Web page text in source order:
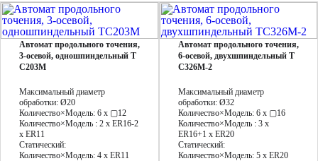
Автомат продольного точения,
3-осевой, одношпиндельный T
C203M
Максимальный диаметр
обработки: Ø20
Количество×Модель: 6 х ▢12
Количество×Модель : 2 x ER16-2
x ER11
Статический:
Количество×Модель: 4 x ER11
Автомат продольного точения,
6-осевой, двухшпиндельный T
C326М-2
Максимальный диаметр
обработки: Ø32
Количество×Модель: 6 x ▢16
Количество×Модель : 3 x
ER16+1 x ER20
Статический:
Количество×Модель: 5 x ER20